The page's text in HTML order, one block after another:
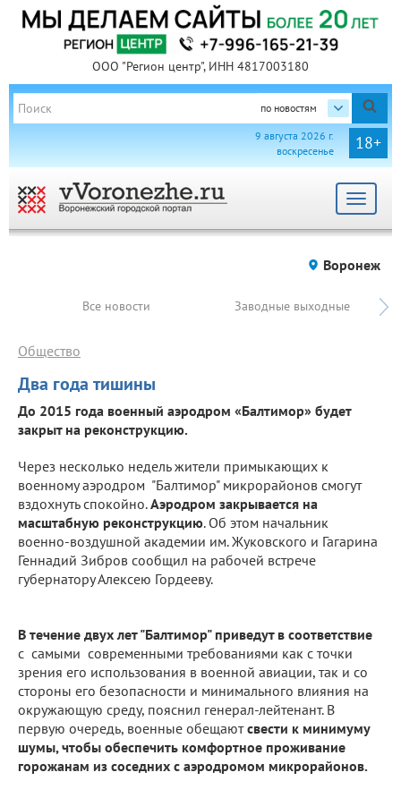
ООО "Регион центр", ИНН 4817003180
по новостям
18+
9 августа 2026 г.
воскресенье
Toggle
Воронеж
Все новости Заводные выходные
Два года тишины
Общество
До 2015 года военный аэродром «Балтимор» будет
закрыт на реконструкцию.
Через несколько недель жители примыкающих к
военному аэродром "Балтимор" микрорайонов смогут
вздохнуть спокойно.Аэродром закрывается на
масштабную реконструкцию. Об этом начальник
военно-воздушной академии им. Жуковского и Гагарина
Геннадий Зибров сообщил на рабочей встрече
губернатору Алексею Гордееву.
В течение двух лет "Балтимор" приведут в соответствие
с самыми современными требованиями как с точки
зрения его использования в военной авиации, так и со
стороны его безопасности и минимального влияния на
окружающую среду, пояснил генерал-лейтенант. В
первую очередь, военные обещаютсвести к минимуму
шумы, чтобы обеспечить комфортное проживание
горожанам из соседних с аэродромом микрорайонов.